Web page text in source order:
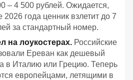
– 4 500 рублей. Ожидается,
2026 года ценник взлетит до 7
за стандартный номер.
на лоукостерах. Российские
Ереван как дешевый
в Италию или Грецию. Теперь
европейцами, летящими в